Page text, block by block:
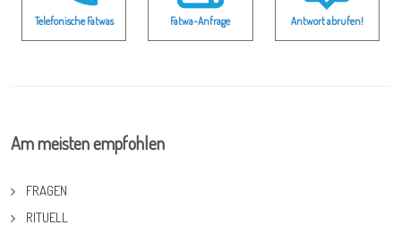
Telefonische Fatwas Fatwa-Anfrage Antwort abrufen!
Am meisten empfohlen
FRAGEN
RITUELL